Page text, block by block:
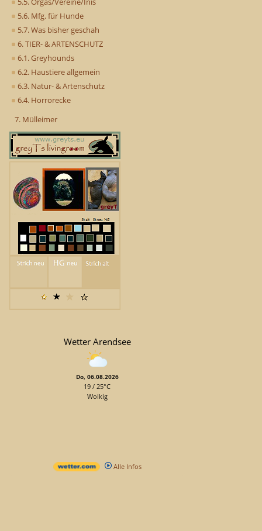
5.6. Mfg. für Hunde
5.7. Was bisher geschah
6. TIER- & ARTENSCHUTZ
6.1. Greyhounds
6.2. Haustiere allgemein
6.3. Natur- & Artenschutz
6.4. Horrorecke
7. Mülleimer
Wetter Arendsee
Do, 06.08.2026
19 / 25°C
Wolkig
Alle Infos